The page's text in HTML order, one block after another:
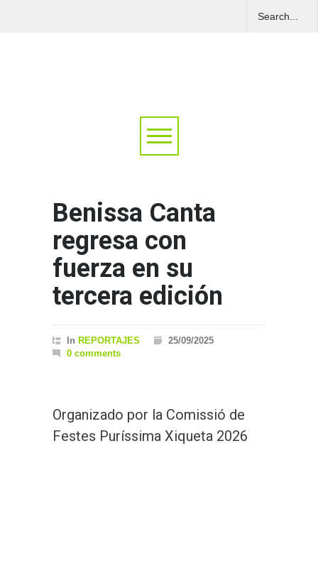
Benissa Canta
regresa con
fuerza en su
tercera edición
In REPORTAJES
25/09/2025
0 comments
Organizado por la Comissió de
Festes Puríssima Xiqueta 2026